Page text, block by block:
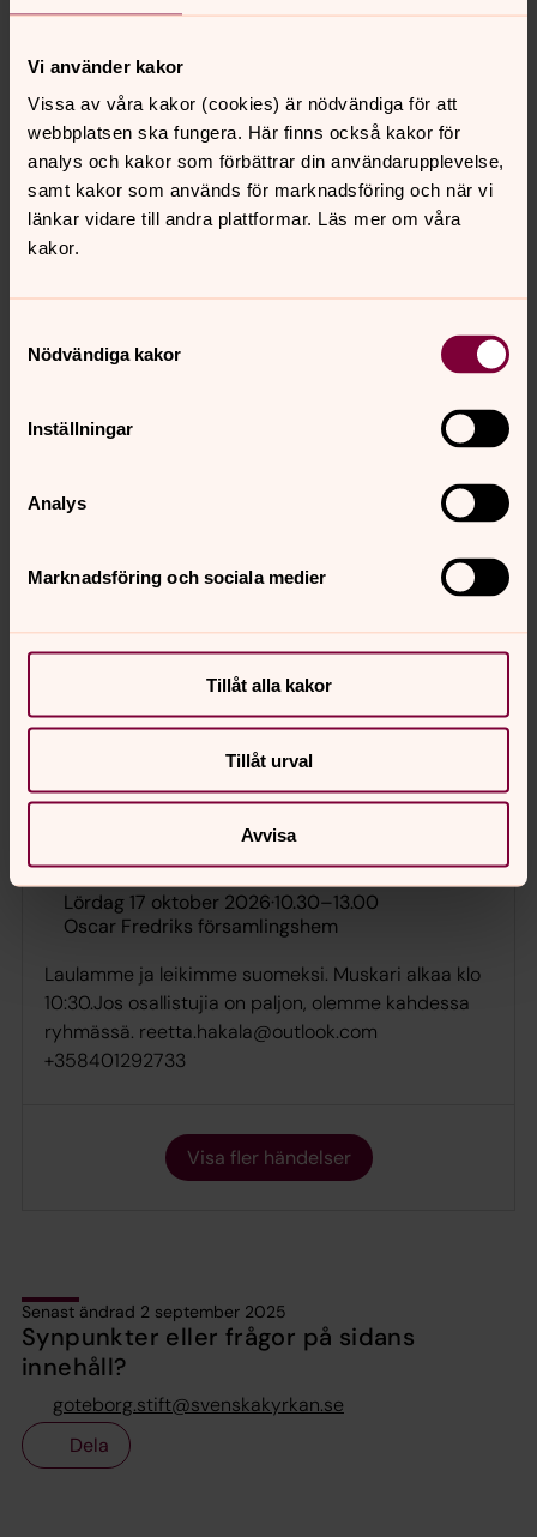
Vi använder kakor
Vissa av våra kakor (cookies) är nödvändiga för att
webbplatsen ska fungera. Här finns också kakor för
analys och kakor som förbättrar din användarupplevelse,
samt kakor som används för marknadsföring och när vi
länkar vidare till andra plattformar. Läs mer om våra
kakor.
Nödvändiga kakor
Inställningar
Analys
Marknadsföring och sociala medier
Tillåt alla kakor
Tillåt urval
Avvisa
Kahvila/käsityö
torsdag 1 oktober 2026·10.00–13.00
Oscar Fredriks församlingshem
Teemme käsitöitä, kahvittelemme ja
keskustelemme.
lördag 3 oktober 2026
Laulamme ja leikimme suomeksi. Muskari alkaa klo
ryhmässä. reetta.hakala@outlook.com
Oscar Fredriks församlingshem
Teemme käsitöitä, kahvittelemme ja
lördag 17 oktober 2026·10.30–13.00
Oscar Fredriks församlingshem
Laulamme ja leikimme suomeksi. Muskari alkaa klo
10:30.Jos osallistujia on paljon, olemme kahdessa
ryhmässä. reetta.hakala@outlook.com
+358401292733
Visa fler händelser
Senast ändrad 2 september 2025
Synpunkter eller frågor på sidans
innehåll?
goteborg.stift@svenskakyrkan.se
Dela